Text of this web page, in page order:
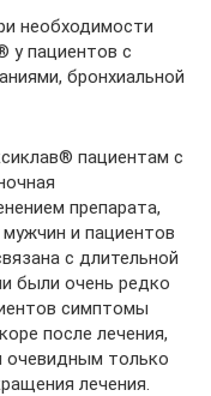
необходимости
у пациентов с
бронхиальной
пациентам с
препарата,
и пациентов
с длительной
были очень редко
симптомы
после лечения,
очевидным только
лечения.